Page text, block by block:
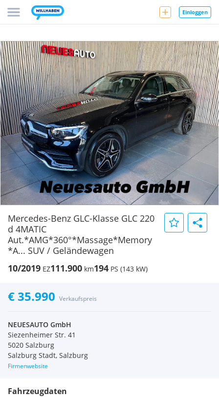
Einloggen
Mercedes-Benz GLC-Klasse GLC 220
d 4MATIC
Aut.*AMG*360°*Massage*Memory
*A... SUV / Geländewagen
10/2019 EZ111.900 km194 PS (143 kW)
€ 35.990 Verkaufspreis
NEUESAUTO GmbH
Siezenheimer Str. 41
5020 Salzburg
Salzburg Stadt, Salzburg
Firmenwebsite
Fahrzeugdaten